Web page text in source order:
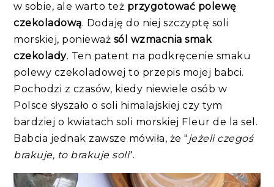
w sobie, ale warto też przygotować polewę
czekoladową. Dodaję do niej szczyptę soli
morskiej, ponieważ sól wzmacnia smak
czekolady. Ten patent na podkręcenie smaku
polewy czekoladowej to przepis mojej babci.
Pochodzi z czasów, kiedy niewiele osób w
Polsce słyszało o soli himalajskiej czy tym
bardziej o kwiatach soli morskiej Fleur de la sel.
Babcia jednak zawsze mówiła, że "jeżeli czegoś
brakuje, to brakuje soli".